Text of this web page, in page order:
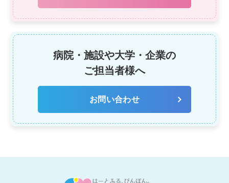
病院・施設や大学・企業の
ご担当者様へ
お問い合わせ